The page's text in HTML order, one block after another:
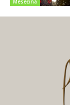
Mesečina